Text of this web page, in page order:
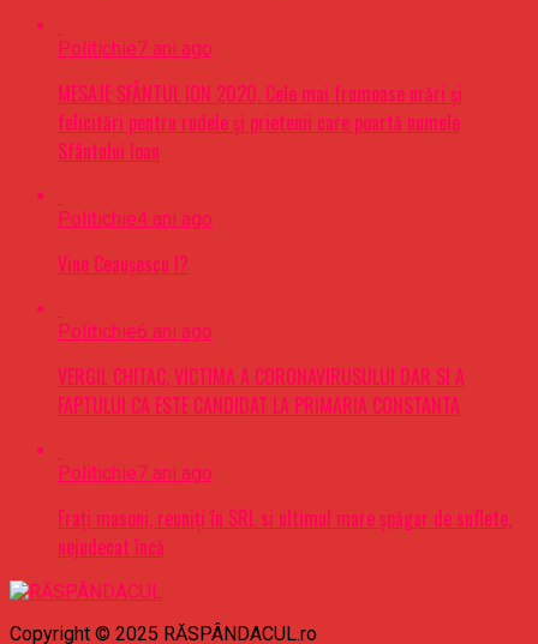
Politichie7 ani ago
MESAJE SFÂNTUL ION 2020. Cele mai frumoase urări şi
felicitări pentru rudele şi prietenii care poartă numele
Sfântului Ioan
Politichie4 ani ago
Vine Ceaușescu !?
Politichie6 ani ago
VERGIL CHITAC, VICTIMA A CORONAVIRUSULUI DAR SI A
FAPTULUI CA ESTE CANDIDAT LA PRIMARIA CONSTANTA
Politichie7 ani ago
Frați masoni, reuniți în SRL si ultimul mare șpăgar de suflete,
nejudecat încă
Copyright © 2025 RĂSPÂNDACUL.ro